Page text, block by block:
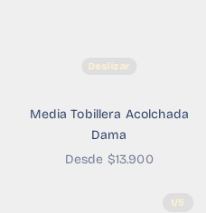
Deslizar
Media Tobillera Acolchada
Dama
Precio de oferta
Desde $13.900
1/5